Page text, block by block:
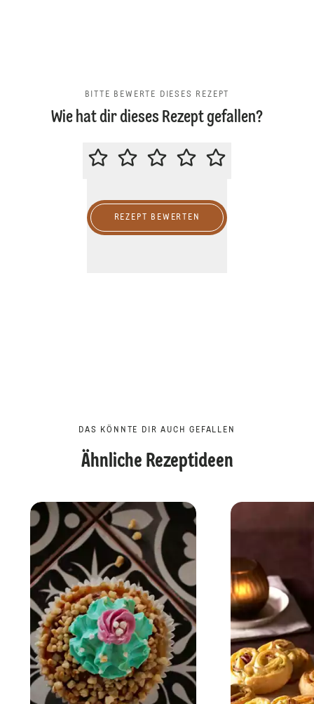
BITTE BEWERTE DIESES REZEPT
Wie hat dir dieses Rezept gefallen?
BITTE BEWERTE DIESES REZEPT
REZEPT BEWERTEN
DAS KÖNNTE DIR AUCH GEFALLEN
Ähnliche Rezeptideen